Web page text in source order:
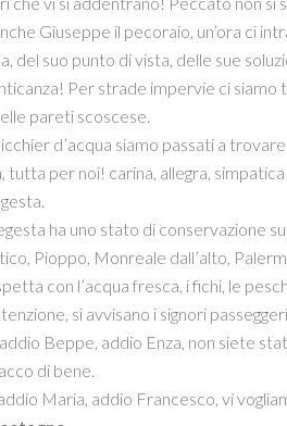
Giuseppe il pecoraio, un’ora ci
del suo punto di vista, delle sue
Per strade impervie ci
pareti scoscese.
d’acqua siamo passati a
tutta per noi! carina, allegra,
ha uno stato di conservazione
Pioppo, Monreale dall’alto,
con l’acqua fresca, i fichi, le
si avvisano i signori
Beppe, addio Enza, non siete
di bene.
Maria, addio Francesco, vi